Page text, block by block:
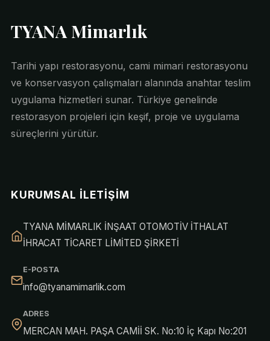
TYANA Mimarlık
Tarihi yapı restorasyonu, cami mimari restorasyonu
ve konservasyon çalışmaları alanında anahtar teslim
uygulama hizmetleri sunar. Türkiye genelinde
restorasyon projeleri için keşif, proje ve uygulama
süreçlerini yürütür.
KURUMSAL İLETIŞIM
TYANA MİMARLIK İNŞAAT OTOMOTİV İTHALAT
İHRACAT TİCARET LİMİTED ŞİRKETİ
E-POSTA
info@tyanamimarlik.com
ADRES
MERCAN MAH. PAŞA CAMİİ SK. No:10 İç Kapı No:201